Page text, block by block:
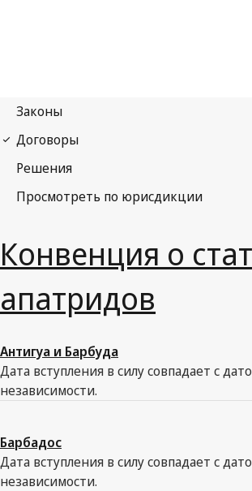
Конвенция о
апатридов
Антигуа и Барбуда
Дата вступления в силу совпадает с
независимости.
Барбадос
Дата вступления в силу совпадает с
независимости.